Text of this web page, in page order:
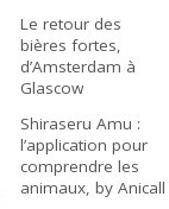
Le retour des
bières fortes,
d’Amsterdam à
Glascow
Shiraseru Amu :
l’application pour
comprendre les
animaux, by Anicall